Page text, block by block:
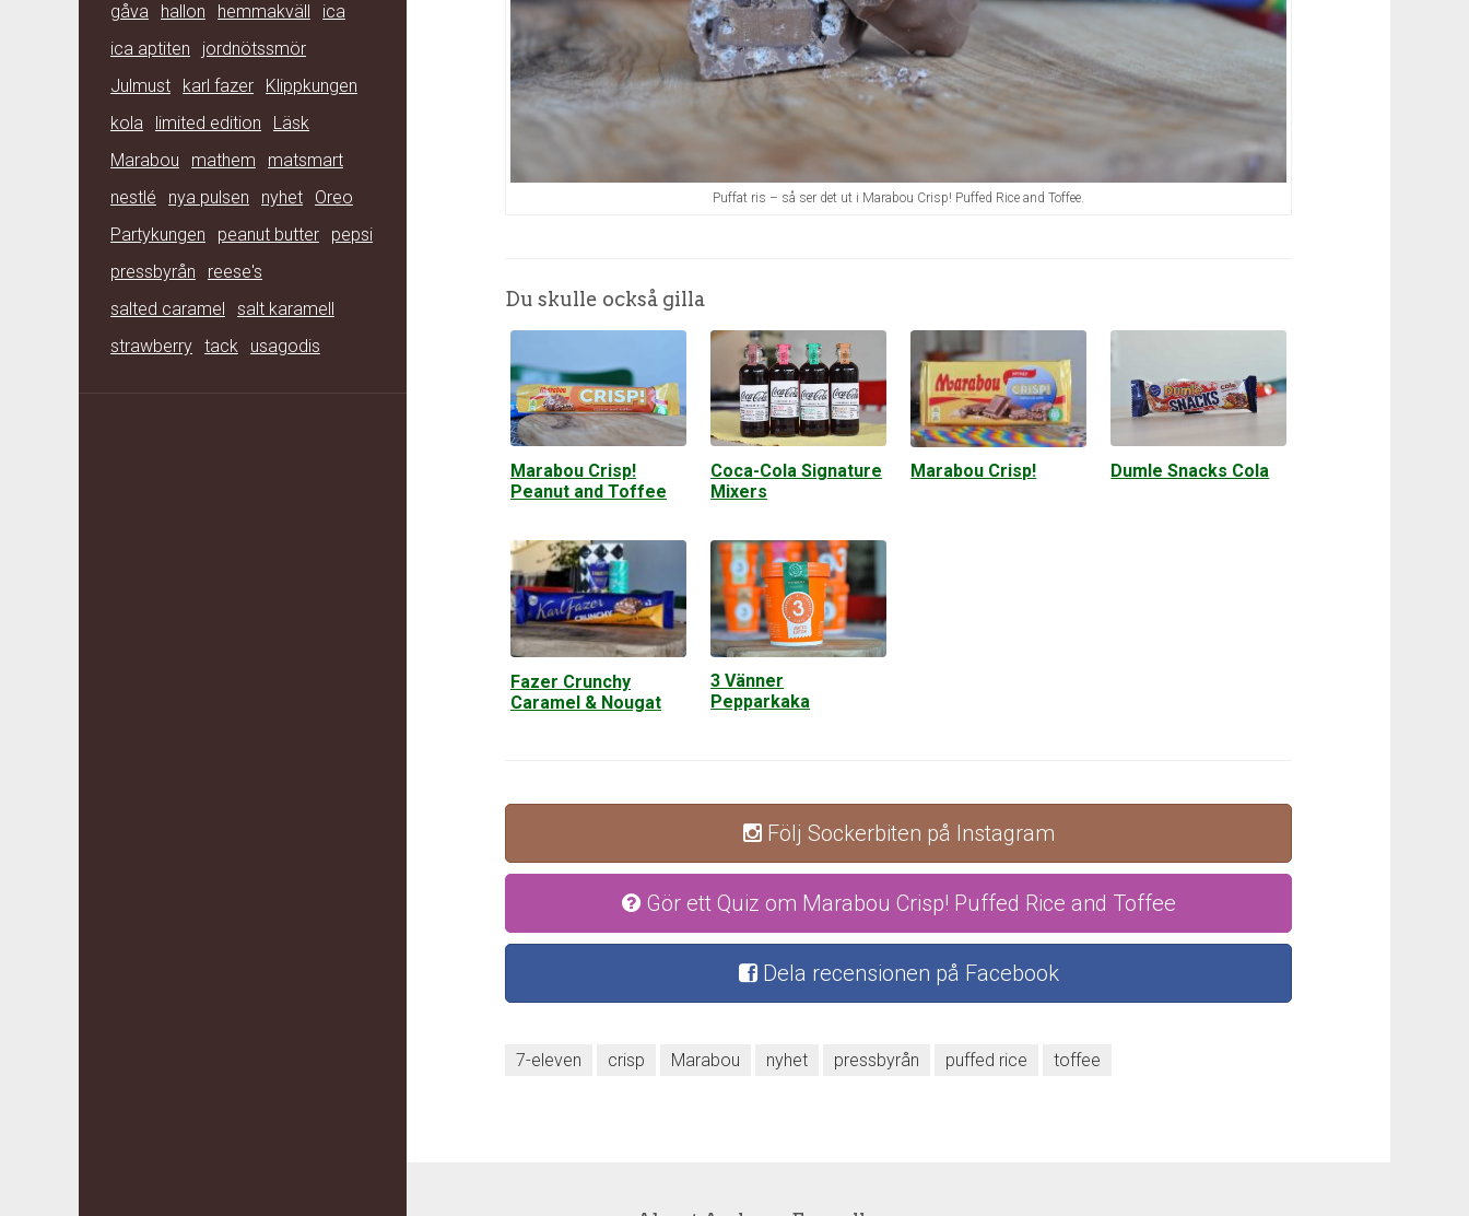
gåva
hallon hemmakväll
ica
ica aptiten
jordnötssmör
Julmust
karl fazer
Klippkungen
kola
limited edition
Läsk
Marabou
mathem
matsmart
nestlé
nya pulsen nyhet
Oreo
Partykungen
peanut butter
pepsi
pressbyrån
reese's
salted caramel
salt karamell
strawberry tack usagodis
Puffat ris – så ser det ut i Marabou Crisp! Puffed Rice and Toffee.
Du skulle också gilla
Marabou Crisp!
Peanut and Toffee
Coca-Cola Signature
Mixers
Marabou Crisp! Dumle Snacks Cola
Fazer Crunchy
Caramel & Nougat
3 Vänner
Pepparkaka
Följ Sockerbiten på Instagram
Gör ett Quiz om Marabou Crisp! Puffed Rice and Toffee
Dela recensionen på Facebook
7-eleven crisp Marabou nyhet pressbyrån puffed rice toffee